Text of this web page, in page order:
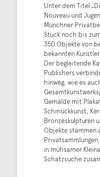
Unter dem Titel
Nouveau und
Münchner
Stuck noch bis
350 Objekte von
bekannten
Der begleitende
Publishers
hinweg, wie es
Gemälde mit
Schmuckkunst,
Bronzeskulpturen
Objekte stammen
in mühsamer
Schatzsuche